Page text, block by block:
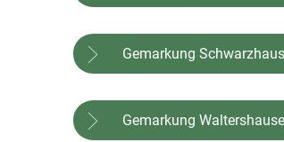
Gemarkung
Gemarkung